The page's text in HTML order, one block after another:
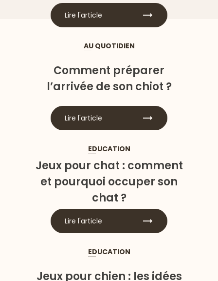
Lire l'article
AU QUOTIDIEN
Comment préparer
l’arrivée de son chiot ?
Lire l'article
EDUCATION
Jeux pour chat : comment
et pourquoi occuper son
chat ?
Lire l'article
EDUCATION
Jeux pour chien : les idées